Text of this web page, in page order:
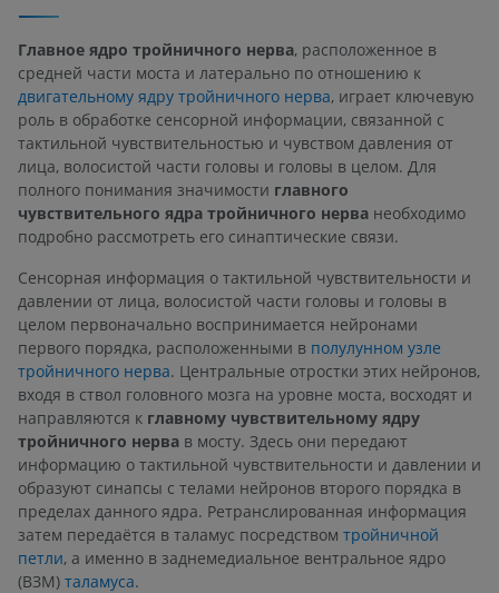
Главное ядро тройничного нерва, расположенное в
средней части моста и латерально по отношению к
двигательному ядру тройничного нерва, играет ключевую
роль в обработке сенсорной информации, связанной с
тактильной чувствительностью и чувством давления от
лица, волосистой части головы и головы в целом. Для
полного понимания значимости главного
чувствительного ядра тройничного нерва необходимо
подробно рассмотреть его синаптические связи.
Сенсорная информация о тактильной чувствительности и
давлении от лица, волосистой части головы и головы в
целом первоначально воспринимается нейронами
первого порядка, расположенными в полулунном узле
тройничного нерва. Центральные отростки этих нейронов,
входя в ствол головного мозга на уровне моста, восходят и
направляются к главному чувствительному ядру
тройничного нерва в мосту. Здесь они передают
информацию о тактильной чувствительности и давлении и
образуют синапсы с телами нейронов второго порядка в
пределах данного ядра. Ретранслированная информация
затем передаётся в таламус посредством тройничной
петли, а именно в заднемедиальное вентральное ядро
(ВЗМ) таламуса.